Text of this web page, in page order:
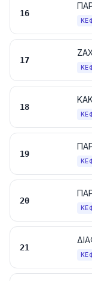
16
17
18
19
20
21